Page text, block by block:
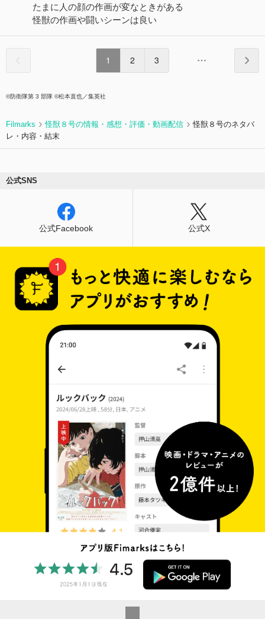
たまに人の顔の作画が変なときがある
怪獣の作画や闘いシーンは良い
1 2 3
©防衛隊第 3 部隊 ©松本直也／集英社
Filmarks 怪獣８号の情報・感想・評価・動画配信
怪獣８号のネタバ
レ・内容・結末
公式SNS
公式Facebook 公式X